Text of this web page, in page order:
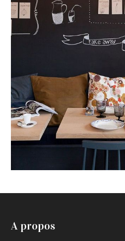
A propos